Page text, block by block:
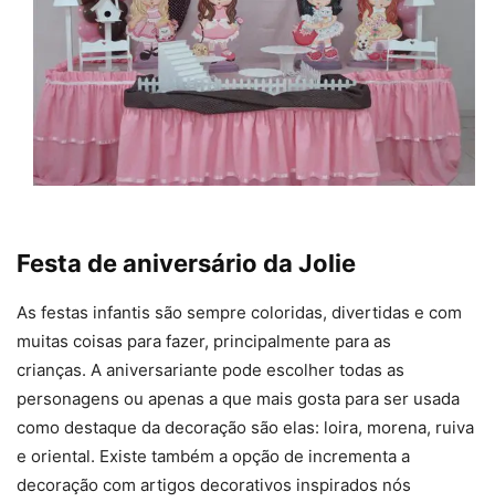
Festa de aniversário da Jolie
As festas infantis são sempre coloridas, divertidas e com
muitas coisas para fazer, principalmente para as
crianças. A aniversariante pode escolher todas as
personagens ou apenas a que mais gosta para ser usada
como destaque da decoração são elas: loira, morena, ruiva
e oriental. Existe também a opção de incrementa a
decoração com artigos decorativos inspirados nós